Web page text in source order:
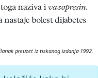
naziva i vazopresin.
bolest dijabetes
preuzet iz tiskanog izdanja 1992.